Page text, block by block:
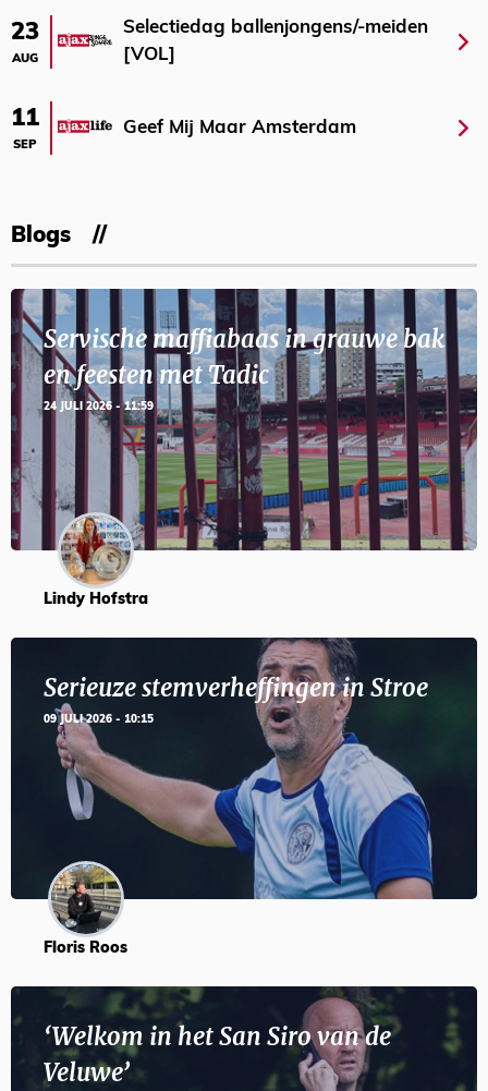
23
AUG
Selectiedag ballenjongens/-meiden
[VOL]
11
SEP
Geef Mij Maar Amsterdam
Blogs
Servische maffiabaas in grauwe bak
en feesten met Tadic
24 JULI 2026 - 11:59
Lindy Hofstra
Serieuze stemverheffingen in Stroe
09 JULI 2026 - 10:15
Floris Roos
‘Welkom in het San Siro van de
Veluwe’